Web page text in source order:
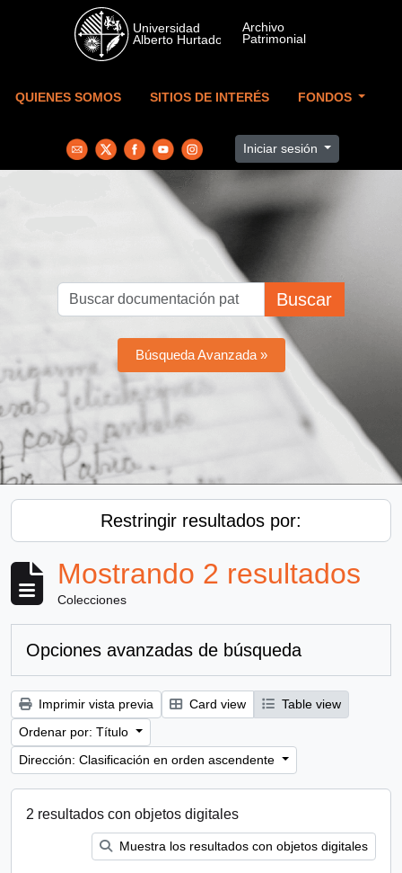
Skip to main content
QUIENES SOMOS SITIOS DE INTERÉS FONDOS
Iniciar sesión
Buscar
Búsqueda Avanzada »
Restringir resultados por:
Mostrando 2 resultados
Colecciones
Opciones avanzadas de búsqueda
Imprimir vista previa Card view
Table view
Ordenar por: Título
Dirección: Clasificación en orden ascendente
2 resultados con objetos digitales
Muestra los resultados con objetos digitales